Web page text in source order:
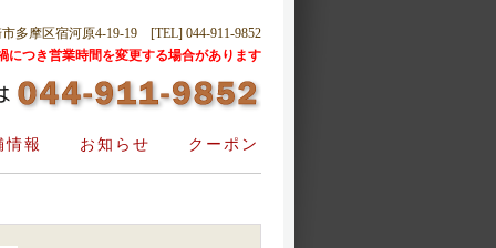
多摩区宿河原4-19-19 [TEL] 044-911-9852
につき営業時間を変更する場合があります
情報 お知らせ クーポン